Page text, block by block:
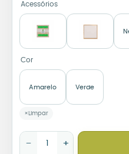
Acessórios
Cor
Amarelo Verde
Limpar
Azulejo Decorativo
− +